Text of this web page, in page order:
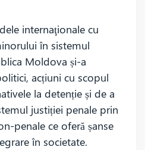
internaţionale cu
în sistemul
Moldova și-a
acțiuni cu scopul
la detenție și de a
justiției penale prin
penale ce oferă șanse
în societate.